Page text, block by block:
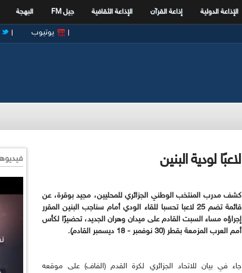
الإذاعة الدولية إذاعة القرآن الإذاعة الثقافية جيل FM البهجة
يوتيوب
كشف مدرب المنتخب الوطني الجزائري للمحليين، مجيد بوقرة، عن
قائمة تضم 25 لاعبا تحسبا للقاء الودي أمام سناجب البنين المقرر
إجراؤه مساء السبت القادم على ميدان وهران الجديد، تحضيرًا لكأس
أمم العرب المزمعة بقطر (30 نوفمبر - 18 ديسمبر القادم).
جاء في بيان للاتحاد الجزائري لكرة القدم (الفاف) على موقعه